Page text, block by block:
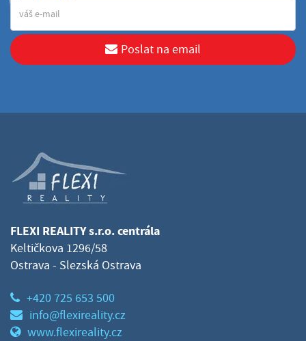
Poslat na email
FLEXI REALITY s.r.o. centrála
Keltičkova 1296/58
Ostrava - Slezská Ostrava
+420 725 653 500
info@flexireality.cz
www.flexireality.cz